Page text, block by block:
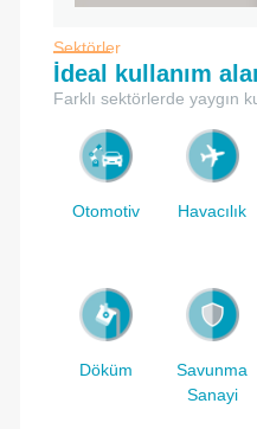
Sektörler
İdeal kullanım
Farklı sektörlerde yaygın
Otomotiv Havacılık
Döküm
Savunma
Sanayi